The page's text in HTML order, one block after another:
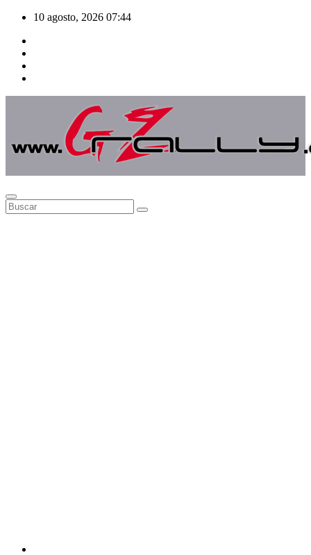
Saltar
contenido
10 agosto, 2026 07:44